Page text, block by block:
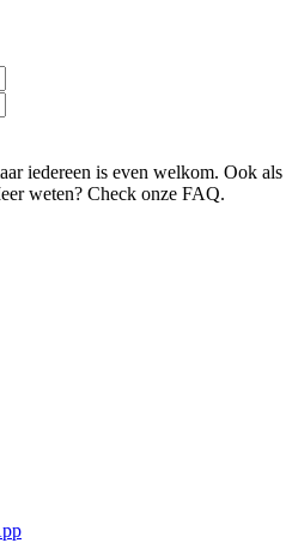
iedereen is even welkom. Ook als
weten? Check onze FAQ.